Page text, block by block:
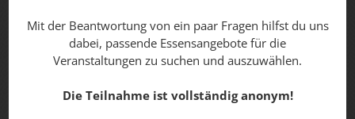
Mit der Beantwortung von ein paar Fragen hilfst du uns
dabei, passende Essensangebote für die
Veranstaltungen zu suchen und auszuwählen.
Die Teilnahme ist vollständig anonym!